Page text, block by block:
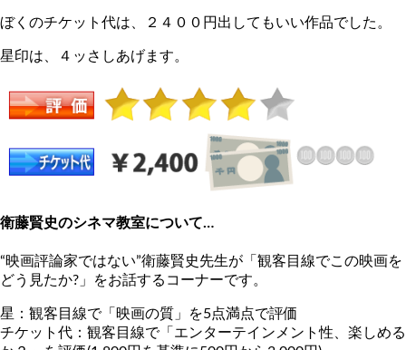
ぼくのチケット代は、２４００円出してもいい作品でした。
星印は、４ッさしあげます。
衛藤賢史のシネマ教室について…
“映画評論家ではない”衛藤賢史先生が「観客目線でこの映画を
どう見たか?」をお話するコーナーです。
星：観客目線で「映画の質」を5点満点で評価
チケット代：観客目線で「エンターテインメント性、楽しめる